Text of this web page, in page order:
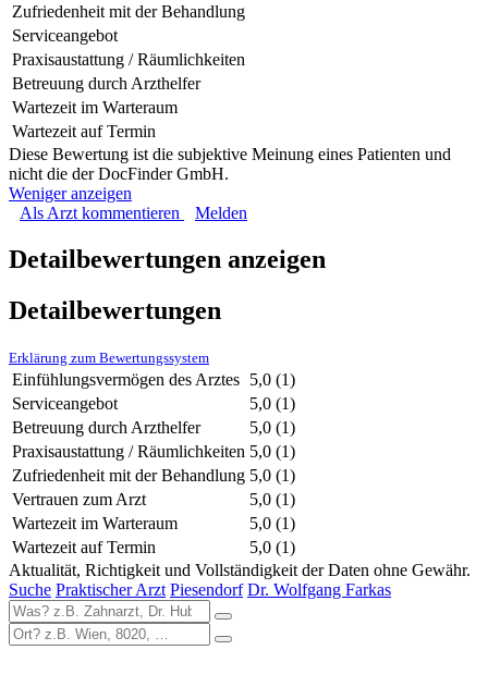
Zufriedenheit mit der Behandlung
Serviceangebot
Praxisaustattung / Räumlichkeiten
Betreuung durch Arzthelfer
Wartezeit im Warteraum
Wartezeit auf Termin
Diese Bewertung ist die subjektive Meinung eines Patienten und
nicht die der DocFinder GmbH.
Weniger anzeigen
Als Arzt kommentieren
Melden
Detailbewertungen anzeigen
Detailbewertungen
Erklärung zum Bewertungssystem
Einfühlungsvermögen des Arztes 5,0 (1)
Serviceangebot
5,0 (1)
Betreuung durch Arzthelfer
5,0 (1)
Praxisaustattung / Räumlichkeiten 5,0 (1)
Zufriedenheit mit der Behandlung 5,0 (1)
Vertrauen zum Arzt
5,0 (1)
Wartezeit im Warteraum
5,0 (1)
Wartezeit auf Termin
5,0 (1)
Aktualität, Richtigkeit und Vollständigkeit der Daten ohne Gewähr.
Suche Praktischer Arzt Piesendorf Dr. Wolfgang Farkas